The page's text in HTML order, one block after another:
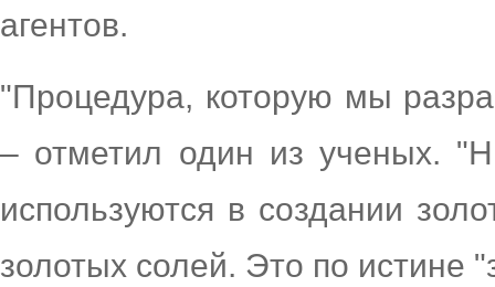
агентов.
"Процедура, которую мы
– отметил один из ученых.
используются в создании
золотых солей. Это по истине